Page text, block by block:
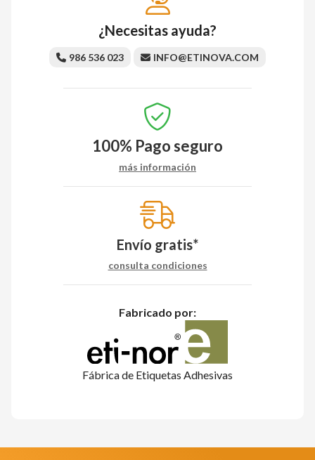
¿Necesitas ayuda?
986 536 023 INFO@ETINOVA.COM
100% Pago seguro
más información
Envío gratis*
consulta condiciones
Fabricado por:
Fábrica de Etiquetas Adhesivas